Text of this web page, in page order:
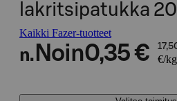
lakritsipatukka
Kaikki Fazer-tuotteet
n. Noin0,35 €
€/kg